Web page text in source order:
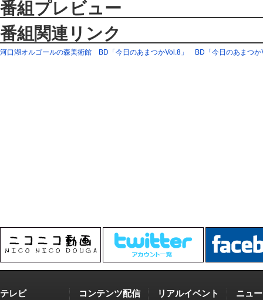
番組プレビュー
番組関連リンク
河口湖オルゴールの森美術館 BD「今日のあまつかVol.8」 BD「今日のあまつ
テレビ コンテンツ配信 リアルイベント ニュ